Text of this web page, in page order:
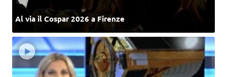
Al via il Cospar 2026 a Firenze